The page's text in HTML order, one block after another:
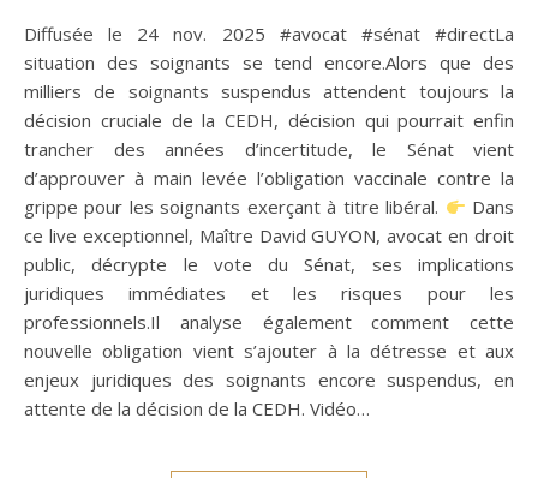
Diffusée le 24 nov. 2025 #avocat #sénat #directLa
situation des soignants se tend encore.Alors que des
milliers de soignants suspendus attendent toujours la
décision cruciale de la CEDH, décision qui pourrait enfin
trancher des années d’incertitude, le Sénat vient
d’approuver à main levée l’obligation vaccinale contre la
grippe pour les soignants exerçant à titre libéral.
Dans
ce live exceptionnel, Maître David GUYON, avocat en droit
public, décrypte le vote du Sénat, ses implications
juridiques immédiates et les risques pour les
professionnels.Il analyse également comment cette
nouvelle obligation vient s’ajouter à la détresse et aux
enjeux juridiques des soignants encore suspendus, en
attente de la décision de la CEDH. Vidéo…